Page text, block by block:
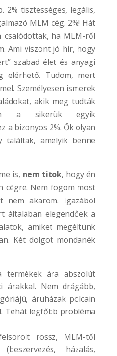
2% tisztességes, legális,
MLM cég. 2%! Hát
csalódottak, ha MLM-ről
Ami viszont jó hír, hogy
szabad élet és anyagi
elérhető. Tudom, mert
Személyesen ismerek
akik meg tudták
a sikerük egyik
a bizonyos 2%. Ők olyan
találtak, amelyik benne
is, nem titok, hogy én
cégre. Nem fogom most
nem akarom. Igazából
általában elegendőek a
amiket megéltünk
Két dolgot mondanék
termékek ára abszolút
árakkal. Nem drágább,
áruházak polcain
Tehát legfőbb probléma
rossz, MLM-től
házalás,